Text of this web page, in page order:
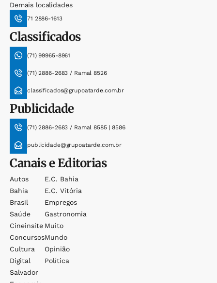
Demais localidades
71 2886-1613
Classificados
(71) 99965-8961
(71) 2886-2683 / Ramal 8526
classificados@grupoatarde.com.br
Publicidade
(71) 2886-2683 / Ramal 8585 | 8586
publicidade@grupoatarde.com.br
Canais e Editorias
Autos
Bahia
Brasil
Saúde
Cineinsite
Concursos
Cultura
Digital
Salvador
E.c. Bahia
E.c. Vitória
Empregos
Gastronomia
Muito
Mundo
Opinião
Política